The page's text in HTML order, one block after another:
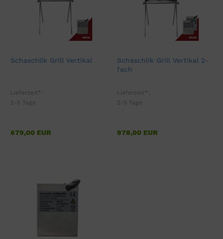
Schaschlik Grill Vertikal
Lieferzeit*:
2-5 Tage
679,00 EUR
Schaschlik Grill Vertikal 2-
fach
Lieferzeit*:
2-5 Tage
978,00 EUR